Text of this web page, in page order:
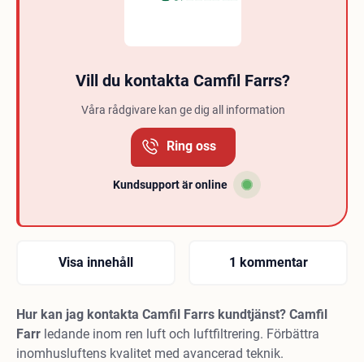
Vill du kontakta Camfil Farrs?
Våra rådgivare kan ge dig all information
Ring oss
Kundsupport är online
Visa innehåll 1 kommentar
Hur kan jag kontakta Camfil Farrs kundtjänst? Camfil
Farr ledande inom ren luft och luftfiltrering. Förbättra
inomhusluftens kvalitet med avancerad teknik.